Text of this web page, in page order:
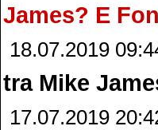
James? E
18.07.2019
tra Mike
17.07.2019